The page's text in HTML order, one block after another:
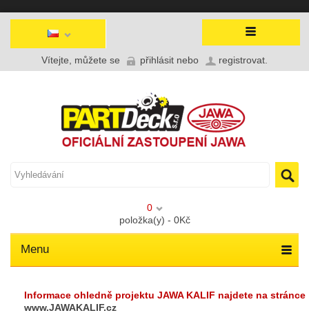
Vítejte, můžete se přihlásit nebo registrovat
0
položka(y) - 0Kč
Menu
Informace ohledně projektu JAWA KALIF najdete na stránce
www.JAWAKALIF.cz